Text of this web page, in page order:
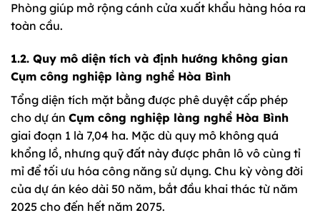
Phòng giúp mở rộng cánh cửa xuất khẩu hàng hóa ra
toàn cầu.
1.2. Quy mô diện tích và định hướng không gian
Cụm công nghiệp làng nghề Hòa Bình
Tổng diện tích mặt bằng được phê duyệt cấp phép
cho dự án Cụm công nghiệp làng nghề Hòa Bình
giai đoạn 1 là 7,04 ha. Mặc dù quy mô không quá
khổng lồ, nhưng quỹ đất này được phân lô vô cùng tỉ
mỉ để tối ưu hóa công năng sử dụng. Chu kỳ vòng đời
của dự án kéo dài 50 năm, bắt đầu khai thác từ năm
2025 cho đến hết năm 2075.